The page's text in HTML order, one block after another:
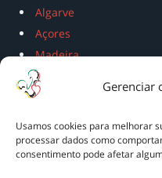
Gerenciar
Usamos cookies para melhorar
processar dados como
consentimento pode afetar
Algarve
Açores
Madeira